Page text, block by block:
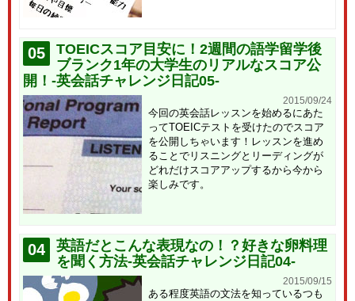
05
TOEICスコア目安に！2週間の語学留学後
ブランク1年の大学生のリアルなスコア公
開！-英会話チャレンジ日記05-
2015/09/24
今回の英会話レッスンを始めるにあた
ってTOEICテストを受けたのでスコア
を公開しちゃいます！レッスンを進め
ることでリスニングとリーディングが
どれだけスコアアップするから今から
楽しみです。
04
英語だとこんな表現なの！？好きな卵料理
を聞く方法-英会話チャレンジ日記04-
2015/09/15
ある程度英語の文法を知っているつも